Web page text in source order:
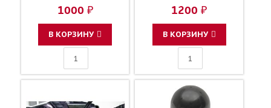
1000 ₽
В КОРЗИНУ
1200 ₽
В КОРЗИНУ